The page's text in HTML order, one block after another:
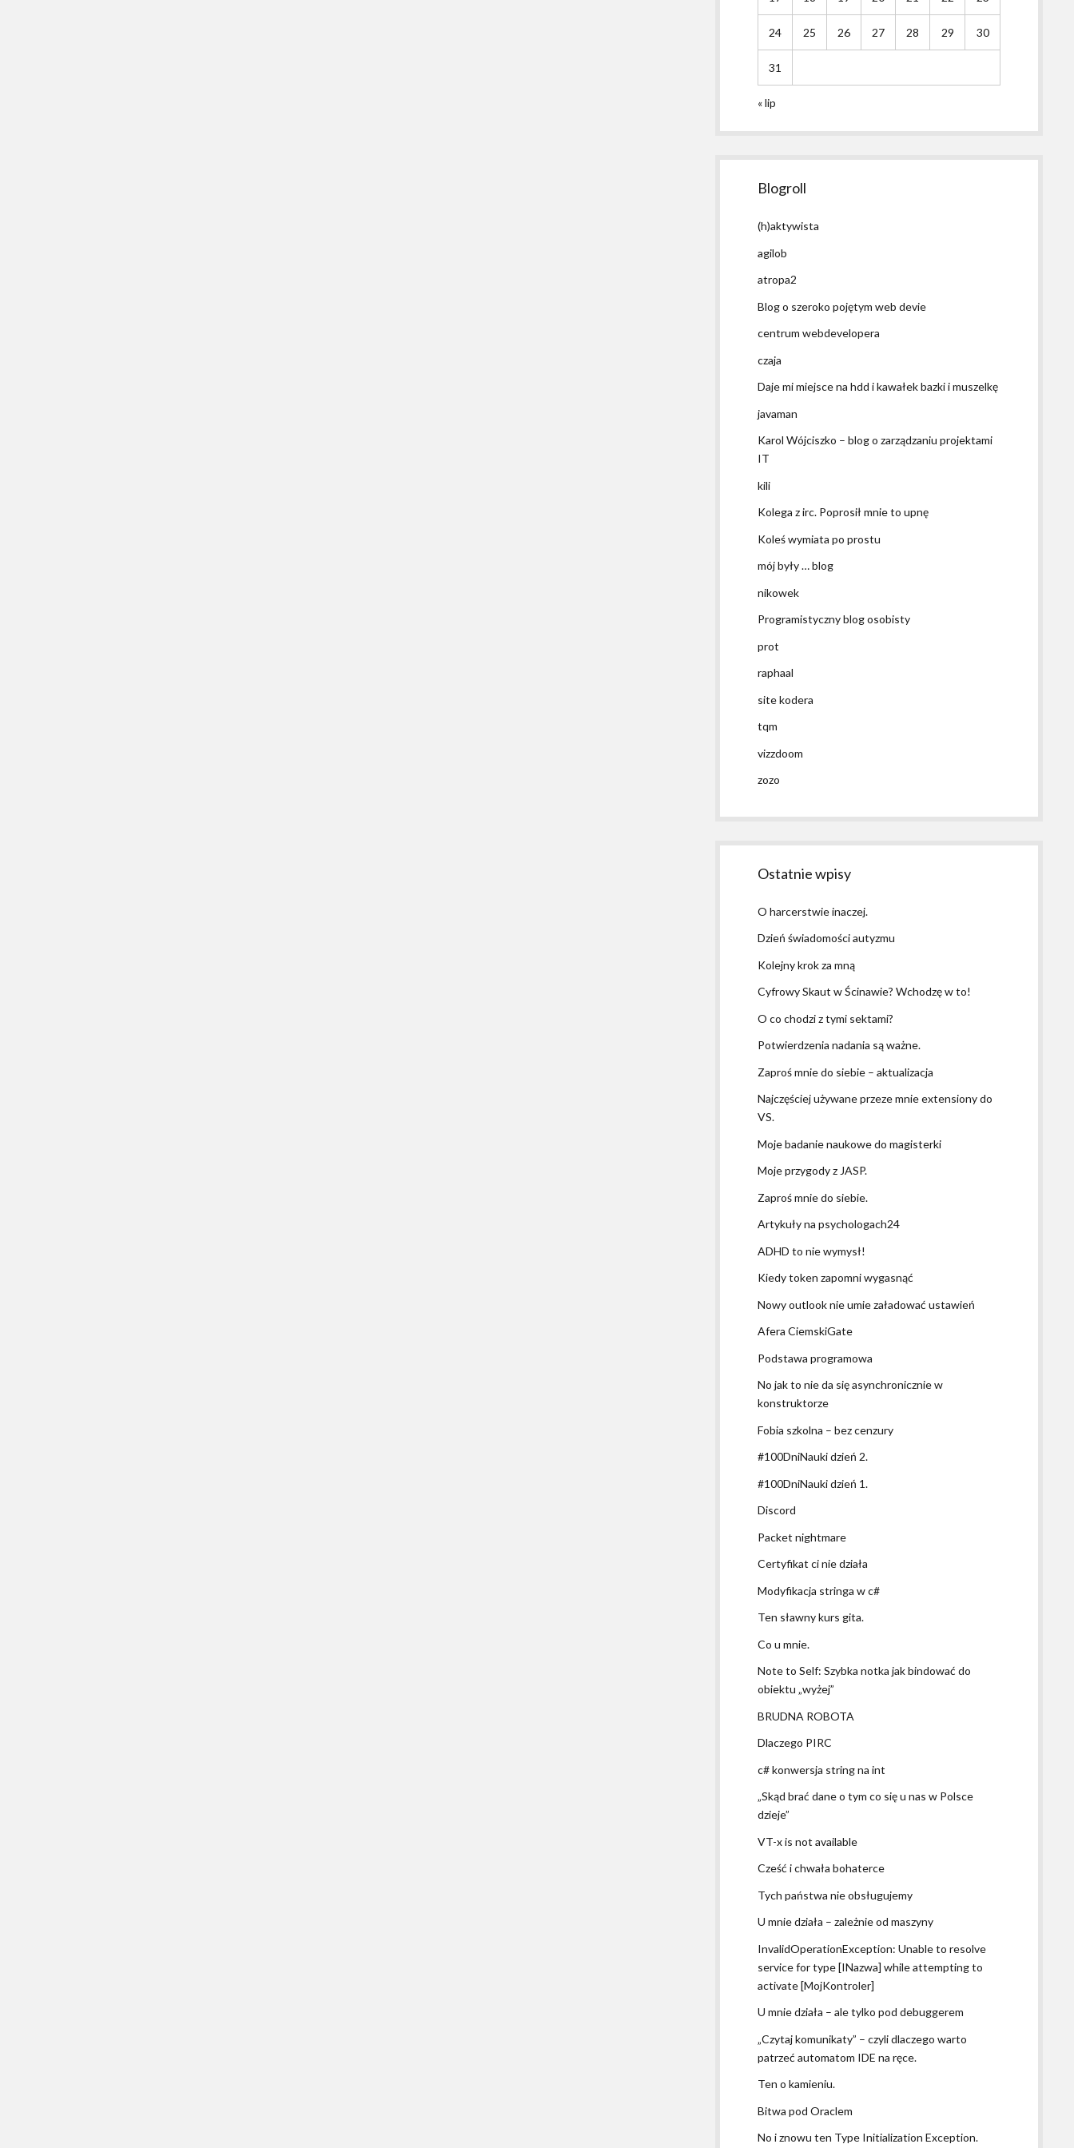
24 25 26 27 28 29 30
31
« lip
Blogroll
(h)aktywista
agilob
atropa2
Blog o szeroko pojętym web devie
centrum webdevelopera
czaja
Daje mi miejsce na hdd i kawałek bazki i muszelkę
javaman
Karol Wójciszko – blog o zarządzaniu projektami
IT
kili
Kolega z irc. Poprosił mnie to upnę
Koleś wymiata po prostu
mój były … blog
nikowek
Programistyczny blog osobisty
prot
raphaal
site kodera
tqm
vizzdoom
zozo
Ostatnie wpisy
O harcerstwie inaczej.
Dzień świadomości autyzmu
Kolejny krok za mną
Cyfrowy Skaut w Ścinawie? Wchodzę w to!
O co chodzi z tymi sektami?
Potwierdzenia nadania są ważne.
Zaproś mnie do siebie – aktualizacja
Najczęściej używane przeze mnie extensiony do
VS.
Moje badanie naukowe do magisterki
Moje przygody z JASP.
Zaproś mnie do siebie.
Artykuły na psychologach24
ADHD to nie wymysł!
Kiedy token zapomni wygasnąć
Nowy outlook nie umie załadować ustawień
Afera CiemskiGate
Podstawa programowa
No jak to nie da się asynchronicznie w
konstruktorze
Fobia szkolna – bez cenzury
#100DniNauki dzień 2.
#100DniNauki dzień 1.
Discord
Packet nightmare
Certyfikat ci nie działa
Modyfikacja stringa w c#
Ten sławny kurs gita.
Co u mnie.
Note to Self: Szybka notka jak bindować do
obiektu „wyżej”
BRUDNA ROBOTA
Dlaczego PIRC
c# konwersja string na int
„Skąd brać dane o tym co się u nas w Polsce
dzieje”
VT-x is not available
Cześć i chwała bohaterce
Tych państwa nie obsługujemy
U mnie działa – zależnie od maszyny
InvalidOperationException: Unable to resolve
service for type [INazwa] while attempting to
activate [MojKontroler]
U mnie działa – ale tylko pod debuggerem
„Czytaj komunikaty” – czyli dlaczego warto
patrzeć automatom IDE na ręce.
Ten o kamieniu.
Bitwa pod Oraclem
No i znowu ten Type Initialization Exception.